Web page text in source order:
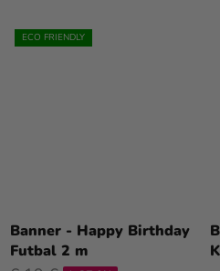
ECO FRIENDLY
Banner - Happy Birthday
Futbal 2 m